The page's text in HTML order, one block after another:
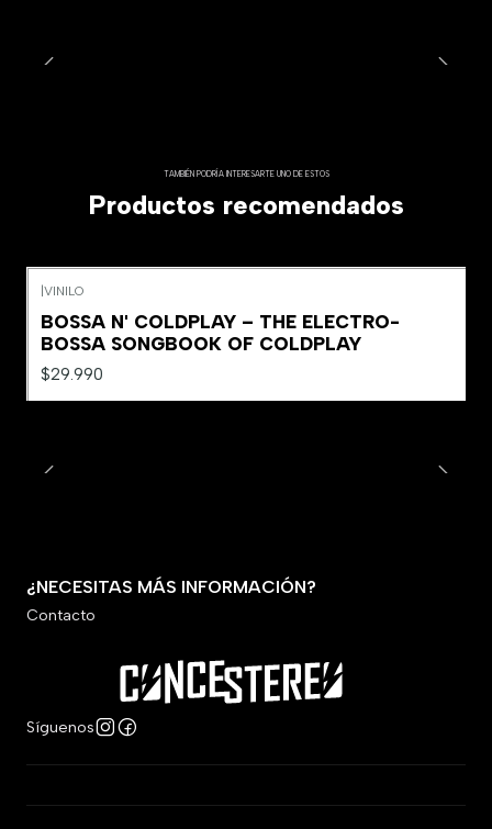
TAMBIÉN PODRÍA INTERESARTE UNO DE ESTOS
Productos recomendados
VINILO
BOSSA N' COLDPLAY – THE ELECTRO-
BOSSA SONGBOOK OF COLDPLAY
$29.990
¿NECESITAS MÁS INFORMACIÓN?
Contacto
Síguenos